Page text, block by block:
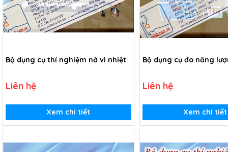
Bộ dụng cụ thí nghiệm nở vì nhiệt
Liên hệ
Xem chi tiết
Bộ dụng cụ đo năng
Liên hệ
Xem chi tiết